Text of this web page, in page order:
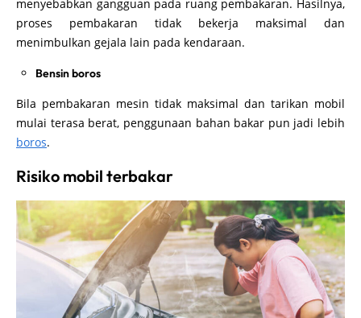
menyebabkan gangguan pada ruang pembakaran. Hasilnya,
proses pembakaran tidak bekerja maksimal dan
menimbulkan gejala lain pada kendaraan.
Bensin boros
Bila pembakaran mesin tidak maksimal dan tarikan mobil
mulai terasa berat, penggunaan bahan bakar pun jadi lebih
boros.
Risiko mobil terbakar